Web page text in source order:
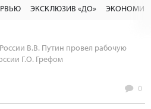
ЭКСКЛЮЗИВ «ДО»
В.В. Путин провел рабочую
Г.О. Грефом
0